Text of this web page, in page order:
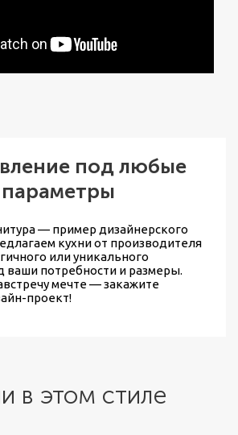
под любые
параметры
— пример дизайнерского
кухни от производителя
или уникального
ваши потребности и размеры.
мечте — закажите
проект!
в этом стиле